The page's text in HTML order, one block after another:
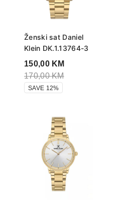
Ženski sat Daniel
Klein DK.1.13764-3
150,00 KM
170,00KM
SAVE 12%